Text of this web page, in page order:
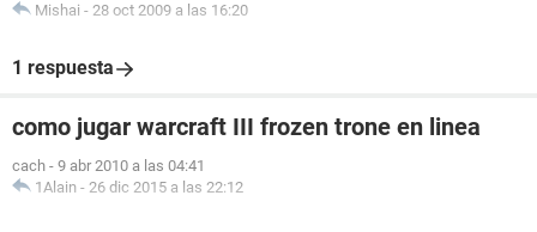
Mishai - 28 oct 2009 a las 16:20
1 respuesta
como jugar warcraft III frozen trone en linea
cach - 9 abr 2010 a las 04:41
1Alain - 26 dic 2015 a las 22:12